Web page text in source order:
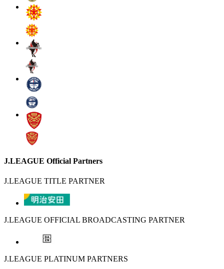
J.LEAGUE Official Partners
J.LEAGUE TITLE PARTNER
J.LEAGUE OFFICIAL BROADCASTING PARTNER
J.LEAGUE PLATINUM PARTNERS